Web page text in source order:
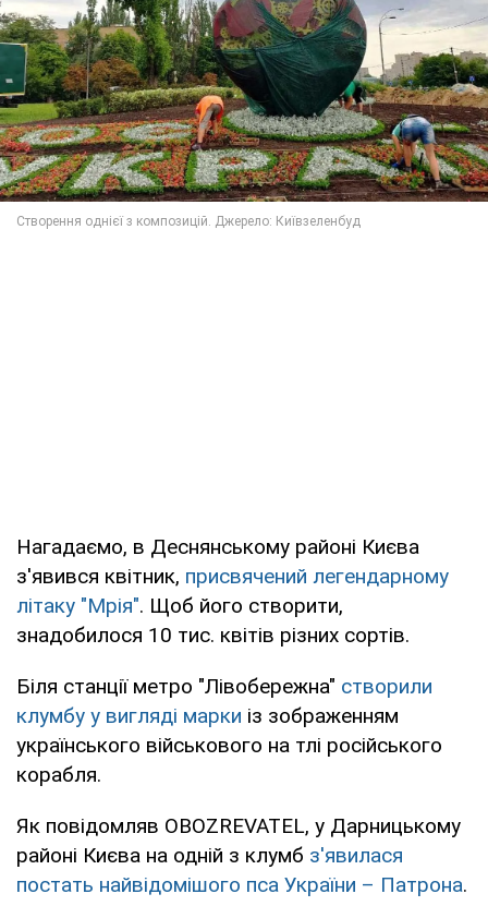
Нагадаємо, в Деснянському районі Києва
з'явився квітник, присвячений легендарному
літаку "Мрія". Щоб його створити,
знадобилося 10 тис. квітів різних сортів.
Біля станції метро "Лівобережна" створили
клумбу у вигляді марки із зображенням
українського військового на тлі російського
корабля.
Як повідомляв OBOZREVATEL, у Дарницькому
районі Києва на одній з клумб з'явилася
постать найвідомішого пса України – Патрона.